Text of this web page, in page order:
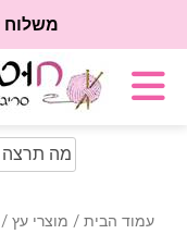
משלוח
Search
for:
עמוד הבית / מוצרי עץ /